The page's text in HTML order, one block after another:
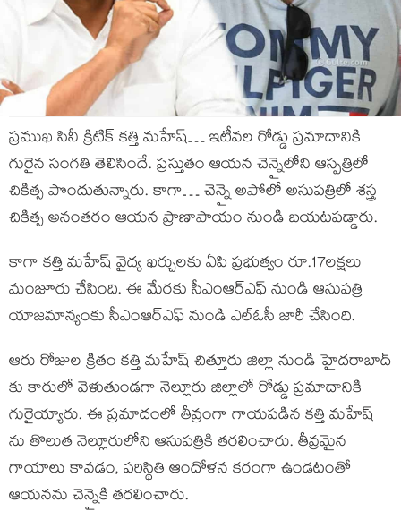
ప్రముఖ సినీ క్రిటిక్ కత్తి మహేష్… ఇటీవల రోడ్డు ప్రమాదానికి
గురైన సంగతి తెలిసిందే. ప్రస్తుతం ఆయన చెన్నైలోని ఆస్పత్రిలో
చికిత్స పొందుతున్నారు. కాగా… చెన్నై అపోలో అసుపత్రిలో శస్త్ర
చికిత్స అనంతరం ఆయన ప్రాణాపాయం నుండి బయటపడ్డారు.
కాగా కత్తి మహేష్ వైద్య ఖర్చులకు ఏపి ప్రభుత్వం రూ.17లక్షలు
మంజూరు చేసింది. ఈ మేరకు సీఎంఆర్ఎఫ్ నుండి ఆసుపత్రి
యాజమాన్యంకు సీఎంఆర్ఎఫ్ నుండి ఎల్ఓసీ జారీ చేసింది.
ఆరు రోజుల క్రితం కత్తి మహేష్ చిత్తూరు జిల్లా నుండి హైదరాబాద్
కు కారులో వెళుతుండగా నెల్లూరు జిల్లాలో రోడ్డు ప్రమాదానికి
గురైయ్యారు. ఈ ప్రమాదంలో తీవ్రంగా గాయపడిన కత్తి మహేష్
ను తొలుత నెల్లూరులోని ఆసుపత్రికి తరలించారు. తీవ్రమైన
గాయాలు కావడం, పరిస్థితి ఆందోళన కరంగా ఉండటంతో
ఆయనను చెన్నైకి తరలించారు.